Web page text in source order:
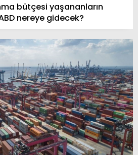
bütçesi yaşananların
nereye gidecek?